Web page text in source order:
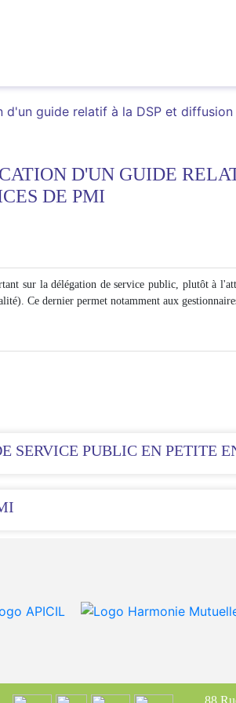
d'un guide relatif à la DSP et
D'UN GUIDE
DE PMI
sur la délégation de service public, plutôt à
Ce dernier permet notamment aux
SERVICE PUBLIC EN PETITE
88